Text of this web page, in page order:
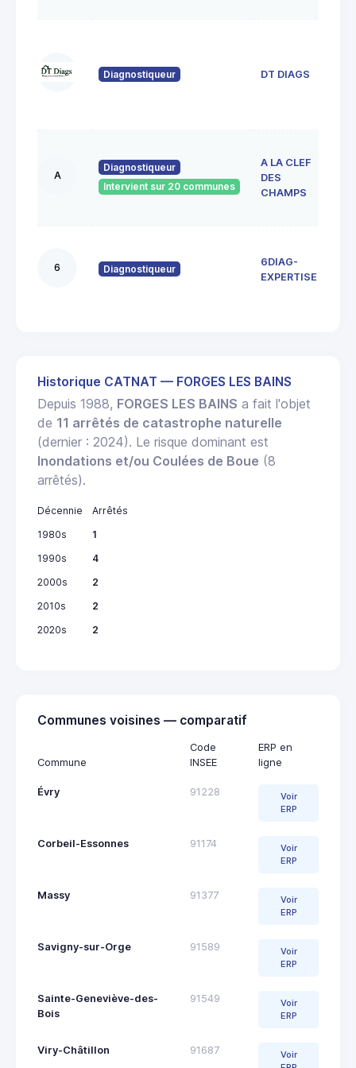
Diagnostiqueur DT DIAGS
A
Diagnostiqueur
Intervient sur 20 communes
A LA CLEF
DES
CHAMPS
6 Diagnostiqueur
6DIAG-
EXPERTISE
Historique CATNAT — FORGES LES BAINS
Depuis 1988, FORGES LES BAINS a fait l'objet
de 11 arrêtés de catastrophe naturelle
(dernier : 2024). Le risque dominant est
Inondations et/ou Coulées de Boue (8
arrêtés).
Décennie
Arrêtés
1980s
1
1990s
4
2000s
2
2010s
2
2020s
2
Communes voisines — comparatif
Commune
Code
INSEE
ERP en
ligne
Évry 91228
Voir
ERP
Corbeil-Essonnes 91174
Voir
ERP
Massy 91377
Voir
ERP
Savigny-sur-Orge 91589
Voir
ERP
Sainte-Geneviève-des-
Bois
91549
Voir
ERP
Viry-Châtillon 91687
Voir